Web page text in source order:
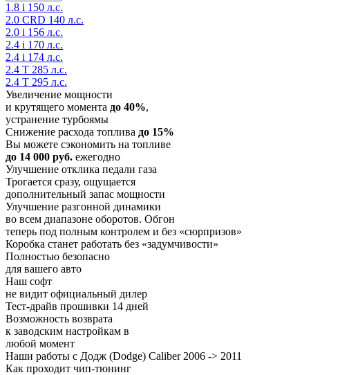
1.8 i 150 л.с.
2.0 CRD 140 л.с.
2.0 i 156 л.с.
2.4 i 170 л.с.
2.4 i 174 л.с.
2.4 T 285 л.с.
2.4 T 295 л.с.
Увеличение мощности
и крутящего момента до 40%,
устранение турбоямы
Снижение расхода топлива до 15%
Вы можете сэкономить на топливе
до 14 000 руб. ежегодно
Улучшение отклика педали газа
Трогается сразу, ощущается
дополнительный запас мощности
Улучшение разгонной динамики
во всем диапазоне оборотов. Обгон
теперь под полным контролем и без «сюрпризов»
Коробка станет работать без «задумчивости»
Полностью безопасно
для вашего авто
Наш софт
не видит официальный дилер
Тест-драйв прошивки 14 дней
Возможность возврата
к заводским настройкам в
любой момент
Наши работы с Додж (Dodge) Caliber 2006 -> 2011
Как проходит чип-тюнинг